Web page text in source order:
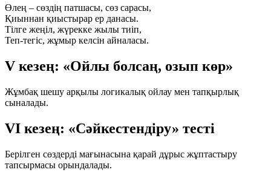
Өлең – сөздің патшасы, сөз сарасы,
Қиыннан қиыстырар ер данасы.
Тілге жеңіл, жүрекке жылы тиіп,
Теп-тегіс, жұмыр келсін айналасы.
V кезең: «Ойлы болсаң, озып көр»
Жұмбақ шешу арқылы логикалық ойлау мен тапқырлық
сыналады.
VІ кезең: «Сәйкестендіру» тесті
Берілген сөздерді мағынасына қарай дұрыс жұптастыру
тапсырмасы орындалады.